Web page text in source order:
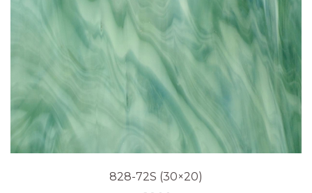
828-72S (30×20)